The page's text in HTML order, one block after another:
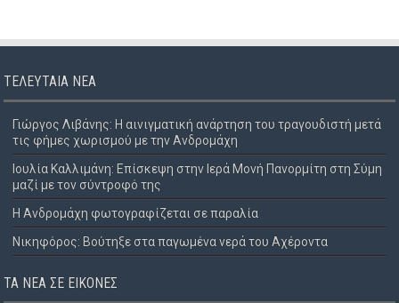
ΤΕΛΕΥΤΑΊΑ ΝΈΑ
Γιώργος Λιβάνης: Η αινιγματική ανάρτηση του τραγουδιστή μετά
τις φήμες χωρισμού με την Ανδρομάχη
Ιουλία Καλλιμάνη: Επίσκεψη στην Ιερά Μονή Πανορμίτη στη Σύμη
μαζί με τον σύντροφό της
Η Ανδρομάχη φωτογραφίζεται σε παραλία
Νικηφόρος: Βούτηξε στα παγωμένα νερά του Αχέροντα
ΤΑ ΝΈΑ ΣΕ ΕΙΚΌΝΕΣ